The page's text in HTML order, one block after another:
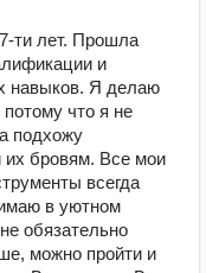
ти лет. Прошла
и
навыков. Я делаю
что я не
подхожу
их бровям. Все мои
всегда
в уютном
обязательно
можно пройти и